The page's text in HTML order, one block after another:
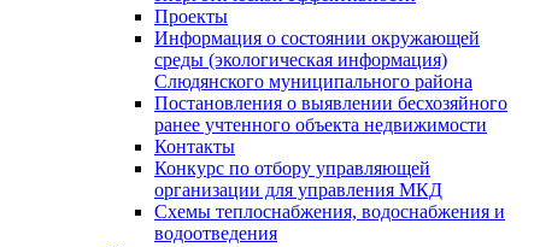
Проекты
Информация о состоянии окружающей
среды (экологическая информация)
Слюдянского муниципального района
Постановления о выявлении бесхозяйного
ранее учтенного объекта недвижимости
Контакты
Конкурс по отбору управляющей
организации для управления МКД
Схемы теплоснабжения, водоснабжения и
водоотведения